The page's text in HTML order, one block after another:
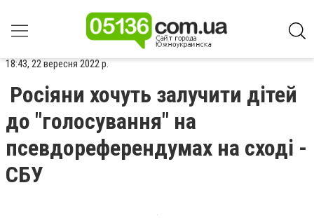
18:43, 22 вересня 2022 р.
Росіяни хочуть залучити дітей
до "голосування" на
псевдореферендумах на сході -
СБУ